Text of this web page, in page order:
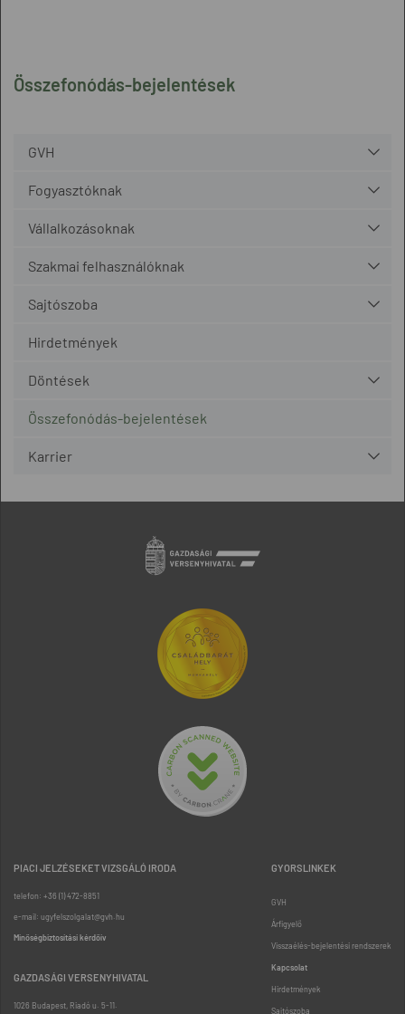
Összefonódás-bejelentések
GVH
Fogyasztóknak
Vállalkozásoknak
Szakmai felhasználóknak
Sajtószoba
Hirdetmények
Döntések
Összefonódás-bejelentések
Karrier
PIACI JELZÉSEKET VIZSGÁLÓ IRODA
telefon: +36 (1) 472-8851
e-mail: ugyfelszolgalat@gvh.hu
Minőségbiztosítási kérdőív
GAZDASÁGI VERSENYHIVATAL
1026 Budapest, Riadó u. 5-11.
GYORSLINKEK
GVH
Árfigyelő
Visszaélés-bejelentési rendszerek
Kapcsolat
Hirdetmények
Sajtószoba